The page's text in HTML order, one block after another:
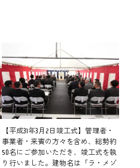
【平成31年3月2日竣工式】管理者・
事業者・来賓の方々を含め、総勢約
50名にご参加いただき、竣工式を執
り行いました。建物名は「ラ・メゾ